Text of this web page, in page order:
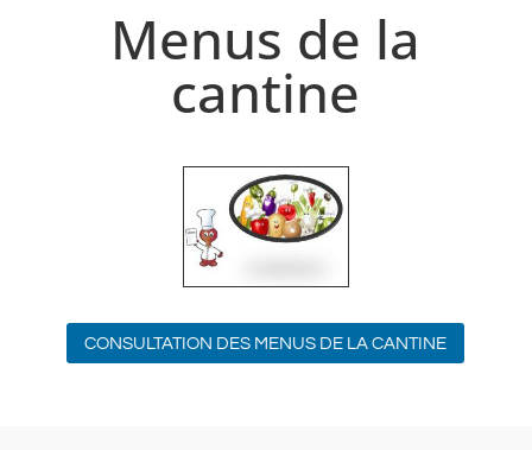
Menus de la
cantine
CONSULTATION DES MENUS DE LA CANTINE